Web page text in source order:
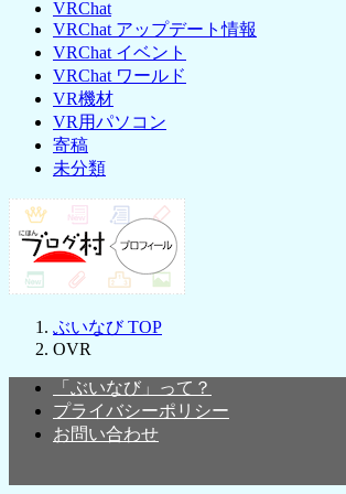
VRChat
VRChat アップデート情報
VRChat イベント
VRChat ワールド
VR機材
VR用パソコン
寄稿
未分類
ぶいなびTOP
OVR
「ぶいなび」って？
プライバシーポリシー
お問い合わせ